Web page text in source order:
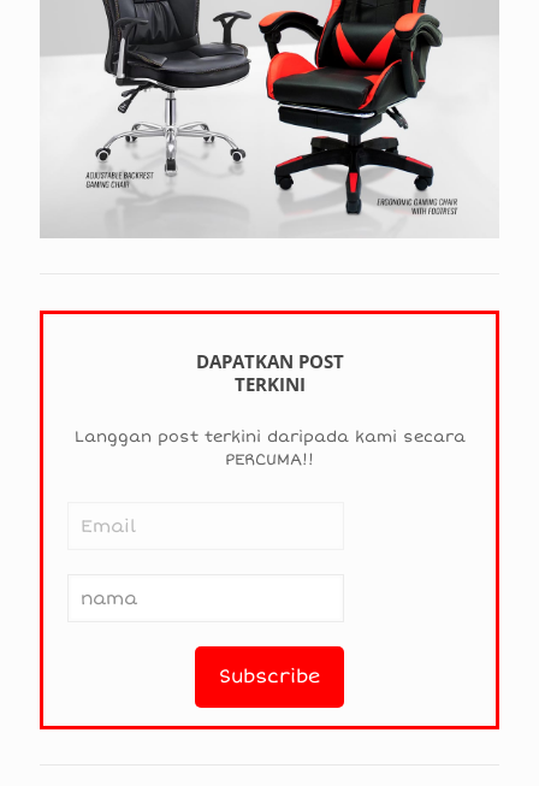
DAPATKAN POST
TERKINI
Langgan post terkini daripada kami secara
PERCUMA!!